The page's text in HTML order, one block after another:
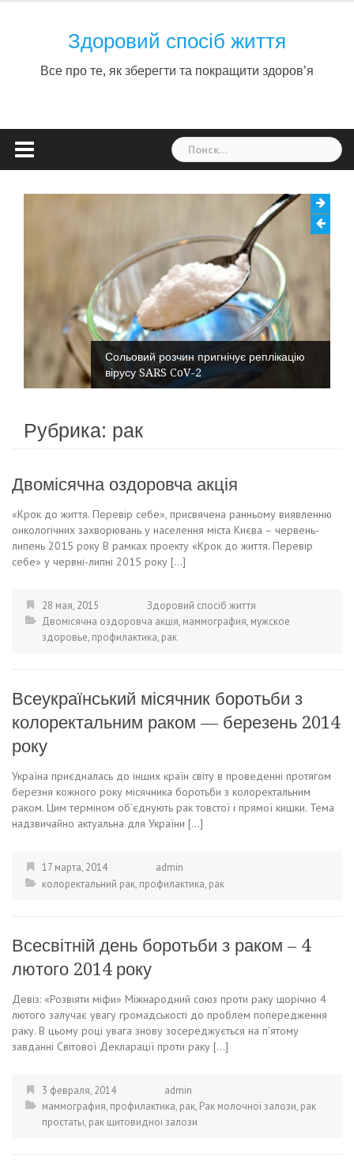
Здоровий спосіб життя
Все про те, як зберегти та покращити здоров'я
Найти:
Сольовий розчин пригнічує реплікацію
вірусу SARS CoV-2
Рубрика: рак
Двомісячна оздоровча акція
«Крок до життя. Перевір себе», присвячена ранньому виявленню
онкологічних захворювань у населення міста Києва – червень-
липень 2015 року В рамках проекту «Крок до життя. Перевір
себе» у червні-липні 2015 року […]
28 мая, 2015
Здоровий спосіб життя
Двомісячна оздоровча акція, маммография, мужское
здоровье, профилактика, рак
Всеукраїнський місячник боротьби з
колоректальним раком — березень 2014
року
Україна приєдналась до інших країн світу в проведенні протягом
березня кожного року місячника боротьби з колоректальним
раком. Цим терміном об’єднують рак товстої і прямої кишки. Тема
надзвичайно актуальна для України […]
17 марта, 2014
admin
колоректальний рак, профилактика, рак
Всесвітній день боротьби з раком – 4
лютого 2014 року
Девіз: «Розвіяти міфи» Міжнародний союз проти раку щорічно 4
лютого залучає увагу громадськості до проблем попередження
раку. В цьому році увага знову зосереджується на п’ятому
завданні Світової Декларації проти раку […]
3 февраля, 2014
admin
маммография, профилактика, рак, Рак молочної залози, рак
простаты, рак щитовидноі залози